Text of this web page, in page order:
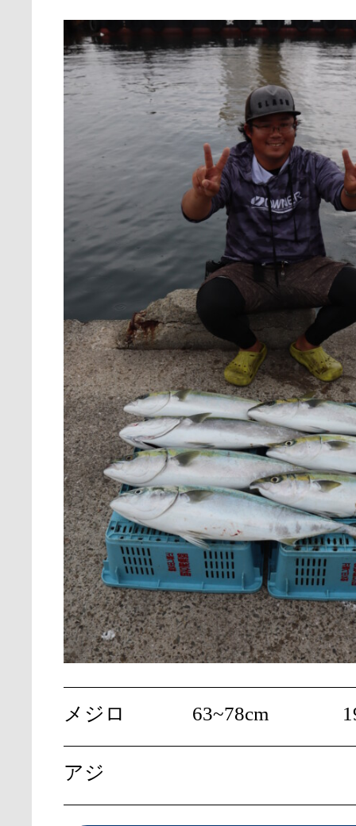
メジロ 63~78cm
アジ